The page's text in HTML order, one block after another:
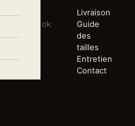
Lookbook
Atelier
Livraison
Guide
des
tailles
Entretien
Contact